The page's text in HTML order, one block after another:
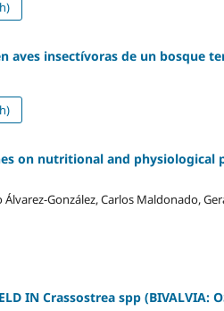
aves insectívoras de un bosque
on nutritional and physiological
Álvarez-González, Carlos Maldonado,
IN Crassostrea spp (BIVALVIA: